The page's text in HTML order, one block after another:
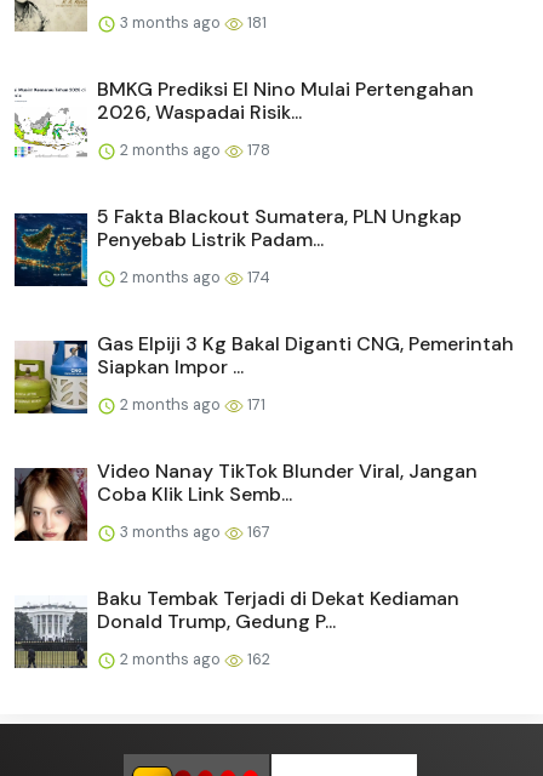
3 months ago 181
BMKG Prediksi El Nino Mulai Pertengahan
2026, Waspadai Risik...
2 months ago 178
5 Fakta Blackout Sumatera, PLN Ungkap
Penyebab Listrik Padam...
2 months ago 174
Gas Elpiji 3 Kg Bakal Diganti CNG, Pemerintah
Siapkan Impor ...
2 months ago 171
Video Nanay TikTok Blunder Viral, Jangan
Coba Klik Link Semb...
3 months ago 167
Baku Tembak Terjadi di Dekat Kediaman
Donald Trump, Gedung P...
2 months ago 162